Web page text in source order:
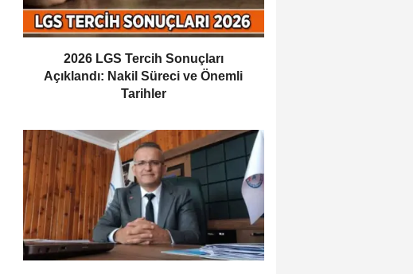
2026 LGS Tercih Sonuçları
Açıklandı: Nakil Süreci ve Önemli
Tarihler